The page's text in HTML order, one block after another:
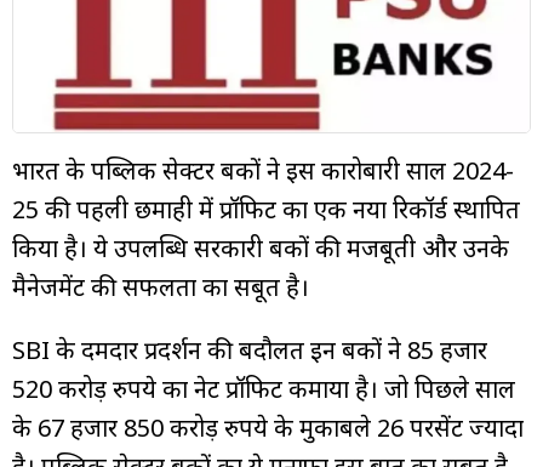
म्यूचुअल
फंड
भारत के पब्लिक सेक्टर बैंकों ने इस कारोबारी साल 2024-
25 की पहली छमाही में प्रॉफिट का एक नया रिकॉर्ड स्थापित
किया है। ये उपलब्धि सरकारी बैंकों की मजबूती और उनके
मैनेजमेंट की सफलता का सबूत है।
SBI के दमदार प्रदर्शन की बदौलत इन बैंकों ने 85 हजार
520 करोड़ रुपये का नेट प्रॉफिट कमाया है। जो पिछले साल
के 67 हजार 850 करोड़ रुपये के मुकाबले 26 परसेंट ज्यादा